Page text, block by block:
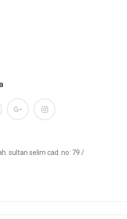
sultan selim cad. no: 79 /